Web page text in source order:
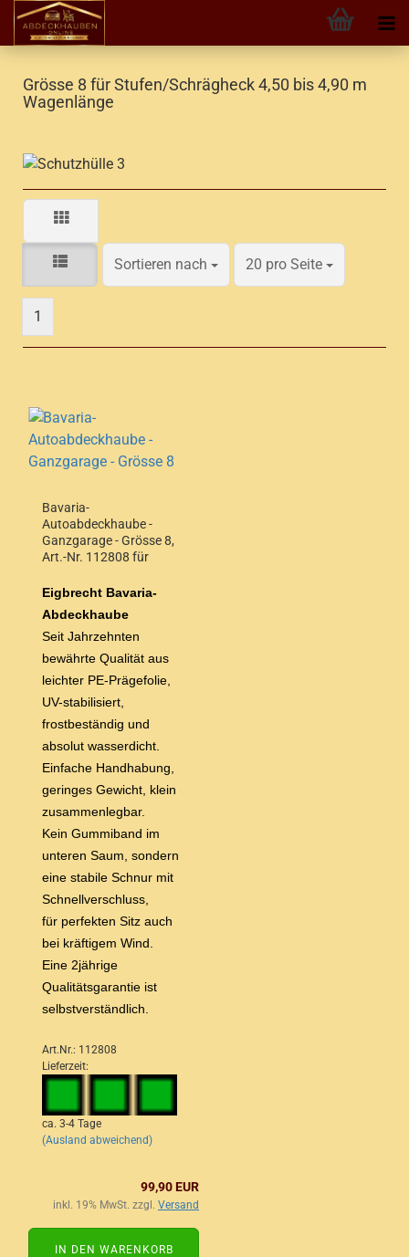
Grösse 8 für Stufen/Schrägheck 4,50 bis 4,90 m
Wagenlänge
Sortieren nach
Sortieren nach 20 pro Seite
pro Seite
1
Bavaria-
Autoabdeckhaube -
Ganzgarage - Grösse 8,
Art.-Nr. 112808 für
4,90 m Wagenlänge
Eigbrecht Bavaria-
Abdeckhaube
Seit Jahrzehnten
bewährte Qualität aus
leichter PE-Prägefolie,
UV-stabilisiert,
frostbeständig und
absolut wasserdicht.
Einfache Handhabung,
geringes Gewicht, klein
zusammenlegbar.
Kein Gummiband im
unteren Saum, sondern
eine stabile Schnur mit
Schnellverschluss,
für perfekten Sitz auch
bei kräftigem Wind.
Eine 2jährige
Qualitätsgarantie ist
selbstverständlich.
Art.Nr.: 112808
Lieferzeit:
ca. 3-4 Tage
(Ausland abweichend)
99,90 EUR
inkl. 19% MwSt. zzgl. Versand
IN DEN WARENKORB